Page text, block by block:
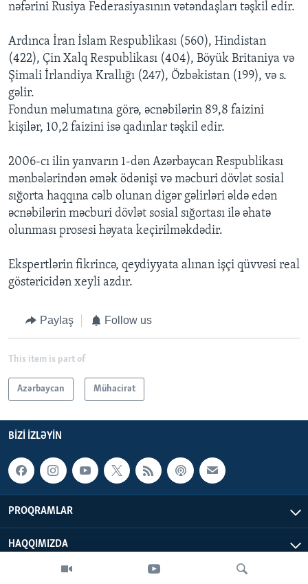
nəfərini Rusiya Federasiyasının vətəndaşları təşkil edir.
Ardınca İran İslam Respublikası (560), Hindistan
(422), Çin Xalq Respublikası (404), Böyük Britaniya və
Şimali İrlandiya Krallığı (247), Özbəkistan (199), və s.
gəlir.
Fondun məlumatına görə, əcnəbilərin 89,8 faizini
kişilər, 10,2 faizini isə qadınlar təşkil edir.
2006-cı ilin yanvarın 1-dən Azərbaycan Respublikası
mənbələrindən əmək ödənişi və məcburi dövlət sosial
sığorta haqqına cəlb olunan digər gəlirləri əldə edən
əcnəbilərin məcburi dövlət sosial sığortası ilə əhatə
olunması prosesi həyata keçirilməkdədir.
Ekspertlərin fikrincə, qeydiyyata alınan işçi qüvvəsi real
göstəricidən xeyli azdır.
Paylaş Follow us
This item is part of
Azərbaycan Mühacirət
BIZI IZLƏYIN
PROQRAMLAR
HAQQIMIZDA